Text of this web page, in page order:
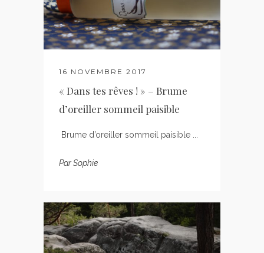
16 NOVEMBRE 2017
« Dans tes rêves ! » – Brume
d’oreiller sommeil paisible
Brume d’oreiller sommeil paisible ...
ParSophie